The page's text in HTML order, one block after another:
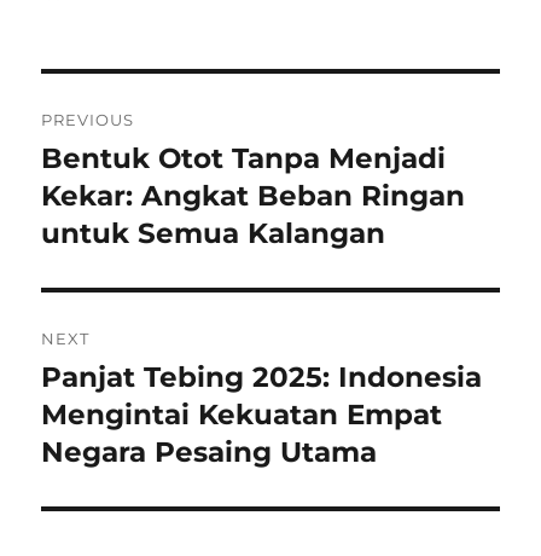
pos
PREVIOUS
Previous
post:
Bentuk Otot Tanpa Menjadi
Kekar: Angkat Beban Ringan
untuk Semua Kalangan
NEXT
Next
post:
Panjat Tebing 2025: Indonesia
Mengintai Kekuatan Empat
Negara Pesaing Utama